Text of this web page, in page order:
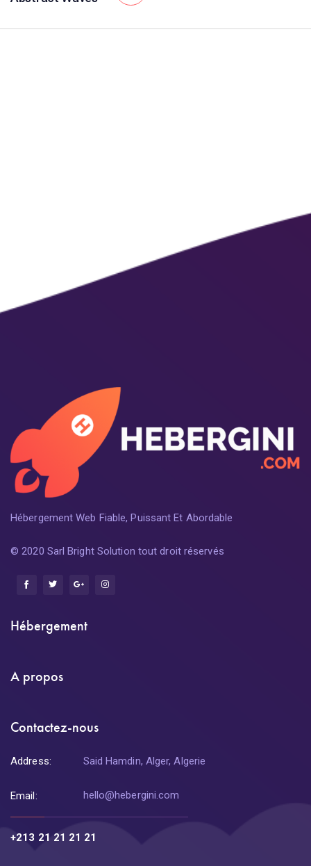
Hébergement Web Fiable, Puissant Et Abordable
© 2020 Sarl Bright Solution tout droit réservés
Hébergement
A propos
Contactez-nous
Address: Said Hamdin, Alger, Algerie
Email: hello@hebergini.com
+213 21 21 21 21